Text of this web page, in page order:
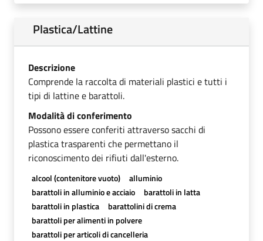
Plastica/Lattine
Descrizione
Comprende la raccolta di materiali plastici e tutti i
tipi di lattine e barattoli.
Modalità di conferimento
Possono essere conferiti attraverso sacchi di
plastica trasparenti che permettano il
riconoscimento dei rifiuti dall'esterno.
alcool (contenitore vuoto)
alluminio
barattoli in alluminio e acciaio
barattoli in latta
barattoli in plastica
barattolini di crema
barattoli per alimenti in polvere
barattoli per articoli di cancelleria